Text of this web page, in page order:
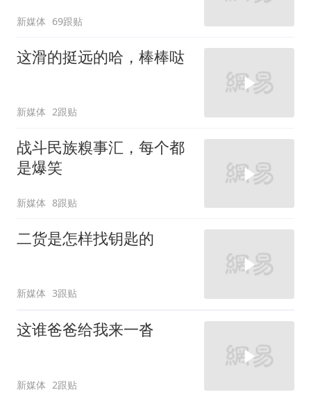
新媒体 69跟贴
这滑的挺远的哈，棒棒哒
新媒体 2跟贴
战斗民族糗事汇，每个都
是爆笑
新媒体 8跟贴
二货是怎样找钥匙的
新媒体 3跟贴
这谁爸爸给我来一沓
新媒体 2跟贴